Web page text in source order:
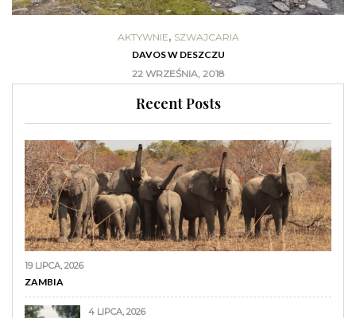
AKTYWNIE, SZWAJCARIA
DAVOS W DESZCZU
22 WRZEŚNIA, 2018
Recent Posts
19 LIPCA, 2026
ZAMBIA
4 LIPCA, 2026